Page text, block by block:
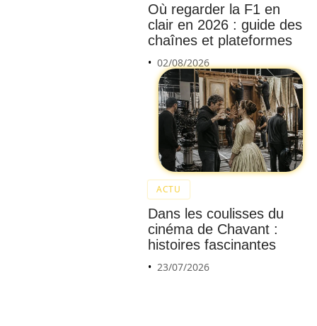
Où regarder la F1 en
clair en 2026 : guide des
chaînes et plateformes
02/08/2026
ACTU
Dans les coulisses du
cinéma de Chavant :
histoires fascinantes
23/07/2026
Évitez
les
erreurs
couran
avec
logiciel
gratuit
pour
un mot
de
passe